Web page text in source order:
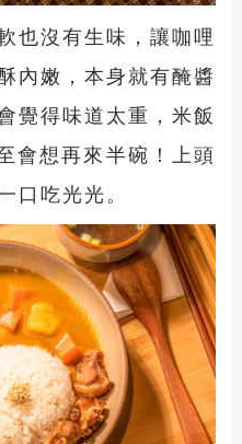
也沒有生味，讓咖哩
內嫩，本身就有醃醬
覺得味道太重，米飯
會想再來半碗！上頭
口吃光光。